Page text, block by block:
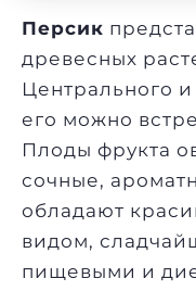
Персик
древесных
Центрального
его можно
Плоды фрукта
сочные,
обладают
видом,
пищевыми и